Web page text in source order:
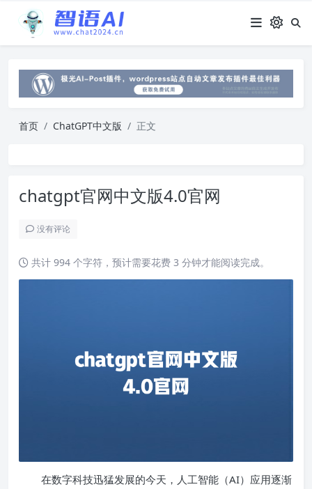
首页 ChatGPT中文版 正文
chatgpt官网中文版4.0官网
没有评论
共计 994 个字符，预计需要花费 3 分钟才能阅读完成。
在数字科技迅猛发展的今天，人工智能（AI）应用逐渐